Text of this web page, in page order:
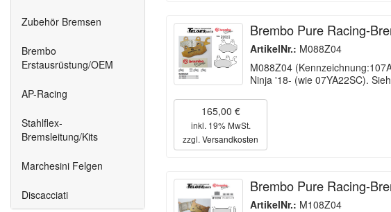
Brembo Pure Racing-
ArtikelNr.: M088Z04
M088Z04
Ninja '18- (wie 07YA22SC).
165,00 €
inkl. 19% MwSt.
zzgl. Versandkosten
Brembo Pure Racing-
ArtikelNr.: M108Z04
Zubehör Bremsen
Brembo
Erstausrüstung/OEM
AP-Racing
Stahlflex-
Bremsleitung/Kits
Marchesini Felgen
Discacciati